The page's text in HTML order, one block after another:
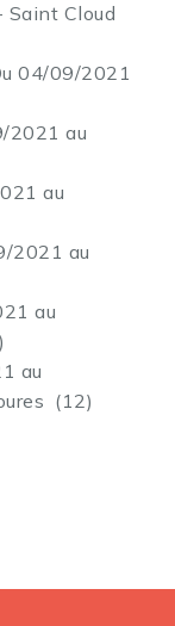
Cloud
04/09/2021
2021 au
au
2021 au
au
au
(12)